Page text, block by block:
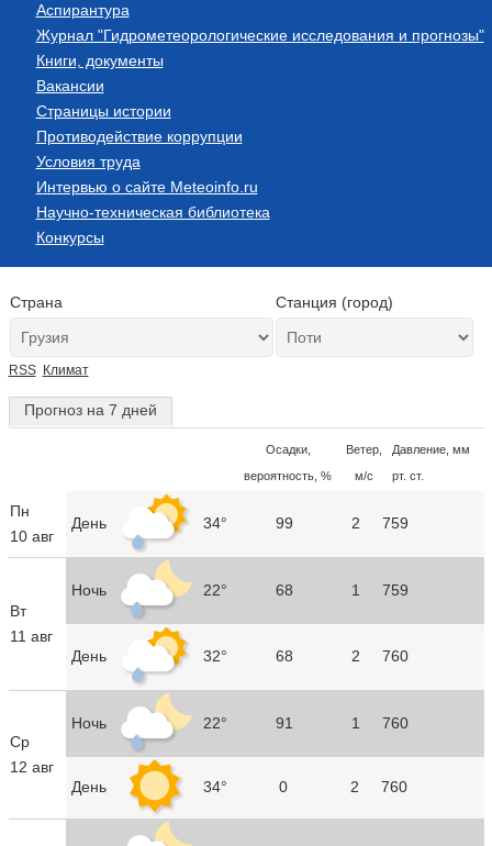
Аспирантура
Журнал "Гидрометеорологические исследования и прогнозы"
Книги, документы
Вакансии
Страницы истории
Противодействие коррупции
Условия труда
Интервью о сайте Meteoinfo.ru
Научно-техническая библиотека
Конкурсы
Страна Станция (город)
RSS Климат
Прогноз на 7 дней
Осадки,
вероятность, %
Ветер,
м/с
Давление, мм
рт. ст.
Пн
10 авг
День 34° 99 2 759
Вт
11 авг
Ночь 22° 68 1 759
День 32° 68 2 760
Ср
12 авг
Ночь 22° 91 1 760
День 34° 0 2 760